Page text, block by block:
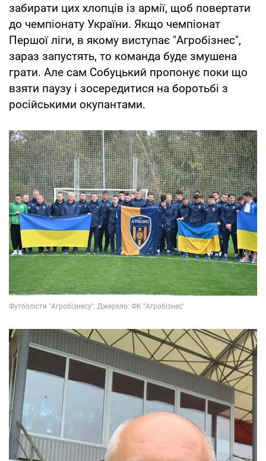
забирати цих хлопців із армії, щоб повертати
до чемпіонату України. Якщо чемпіонат
Першої ліги, в якому виступає "Агробізнес",
зараз запустять, то команда буде змушена
грати. Але сам Собуцький пропонує поки що
взяти паузу і зосередитися на боротьбі з
російськими окупантами.